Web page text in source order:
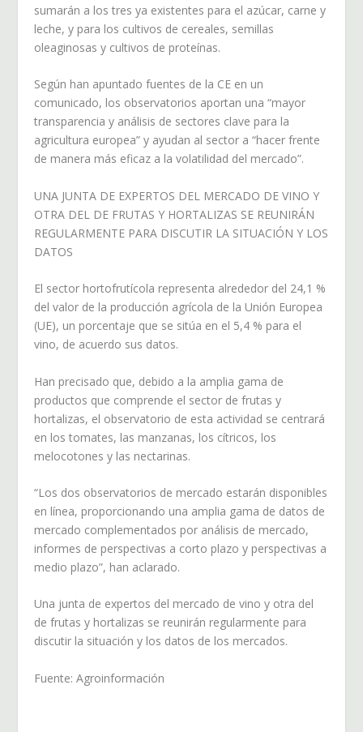
sumarán a los tres ya existentes para el azúcar, carne y
leche, y para los cultivos de cereales, semillas
oleaginosas y cultivos de proteínas.
Según han apuntado fuentes de la CE en un
comunicado, los observatorios aportan una “mayor
transparencia y análisis de sectores clave para la
agricultura europea” y ayudan al sector a “hacer frente
de manera más eficaz a la volatilidad del mercado”.
UNA JUNTA DE EXPERTOS DEL MERCADO DE VINO Y
OTRA DEL DE FRUTAS Y HORTALIZAS SE REUNIRÁN
REGULARMENTE PARA DISCUTIR LA SITUACIÓN Y LOS
DATOS
El sector hortofrutícola representa alrededor del 24,1 %
del valor de la producción agrícola de la Unión Europea
(UE), un porcentaje que se sitúa en el 5,4 % para el
vino, de acuerdo sus datos.
Han precisado que, debido a la amplia gama de
productos que comprende el sector de frutas y
hortalizas, el observatorio de esta actividad se centrará
en los tomates, las manzanas, los cítricos, los
melocotones y las nectarinas.
“Los dos observatorios de mercado estarán disponibles
en línea, proporcionando una amplia gama de datos de
mercado complementados por análisis de mercado,
informes de perspectivas a corto plazo y perspectivas a
medio plazo”, han aclarado.
Una junta de expertos del mercado de vino y otra del
de frutas y hortalizas se reunirán regularmente para
discutir la situación y los datos de los mercados.
Fuente: Agroinformación